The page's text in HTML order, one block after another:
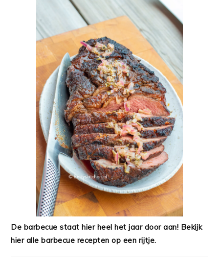
De barbecue staat hier heel het jaar door aan! Bekijk
hier alle barbecue recepten op een rijtje.